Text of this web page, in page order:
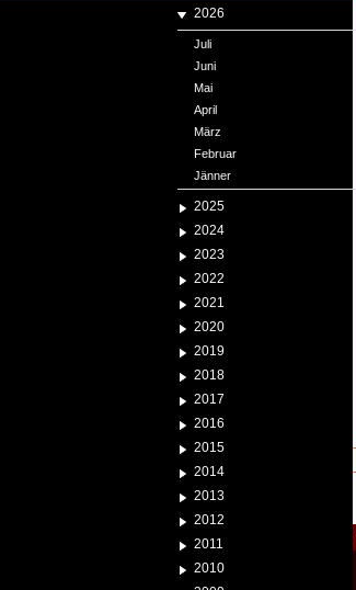
2026
Juli
Juni
Mai
April
März
Februar
Jänner
2025
2024
2023
2022
2021
2020
2019
2018
2017
2016
2015
2014
2013
2012
2011
2010